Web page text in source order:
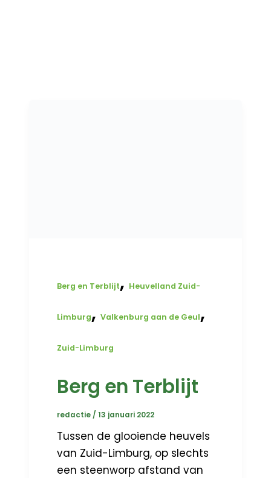
Berg en Terblijt, Heuvelland Zuid-
Limburg,Valkenburg aan de Geul,
Zuid-Limburg
Berg en Terblijt
redactie /13 januari 2022
Tussen de glooiende heuvels
van Zuid-Limburg, op slechts
een steenworp afstand van